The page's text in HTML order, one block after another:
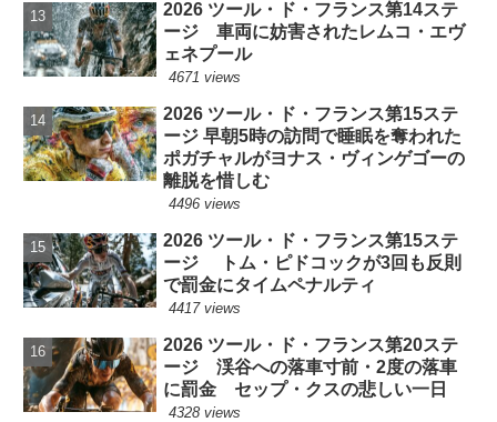
2026 ツール・ド・フランス第14ステ
ージ 車両に妨害されたレムコ・エヴ
ェネプール
4671 views
2026 ツール・ド・フランス第15ステ
ージ 早朝5時の訪問で睡眠を奪われた
ポガチャルがヨナス・ヴィンゲゴーの
離脱を惜しむ
4496 views
2026 ツール・ド・フランス第15ステ
ージ トム・ピドコックが3回も反則
で罰金にタイムペナルティ
4417 views
2026 ツール・ド・フランス第20ステ
ージ 渓谷への落車寸前・2度の落車
に罰金 セップ・クスの悲しい一日
4328 views